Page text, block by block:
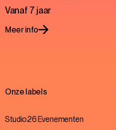
Vanaf 7 jaar
Meer info
Onze labels
Studio26 Evenementen